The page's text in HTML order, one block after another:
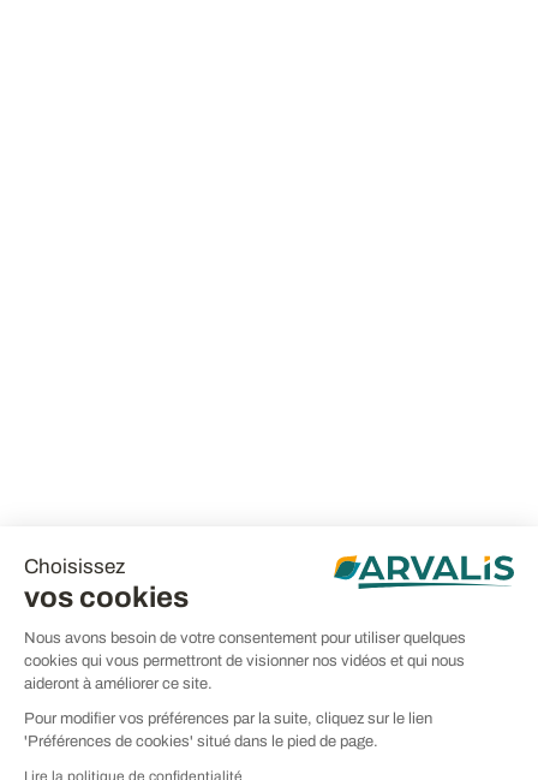
Choisissez
vos cookies
Nous avons besoin de votre consentement pour utiliser quelques
cookies qui vous permettront de visionner nos vidéos et qui nous
aideront à améliorer ce site.
Pour modifier vos préférences par la suite, cliquez sur le lien
'Préférences de cookies' situé dans le pied de page.
Lire la politique de confidentialité